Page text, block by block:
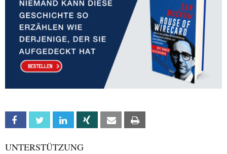
Facebook Twitter Linkedin Xing Email
UNTERSTÜTZUNG